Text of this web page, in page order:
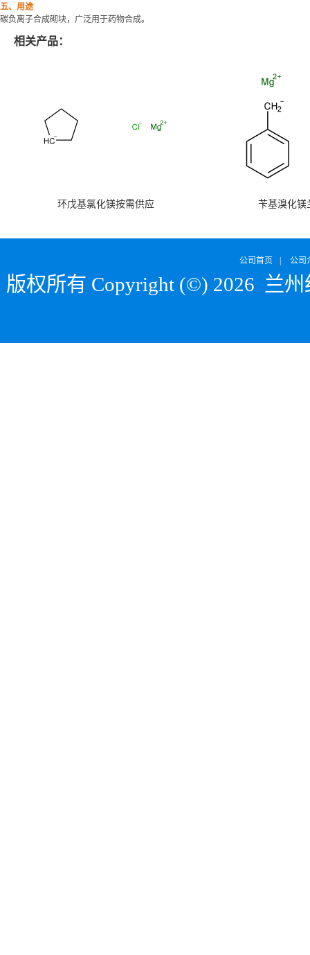
五、用途
碳负离子合成砌块，广泛用于药物合成。
相关产品：
环戊基氯化镁按需供应 苄基溴化镁
公司首页 公司
版权所有 Copyright (©) 2026 兰